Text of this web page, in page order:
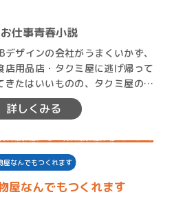
仕事青春小説
ザインの会社がうまくいかず、
店用品店・タクミ屋に逃げ帰って
きたはいいものの、タクミ屋の経
詳しくみる
屋なんでもつくれます
屋なんでもつくれます